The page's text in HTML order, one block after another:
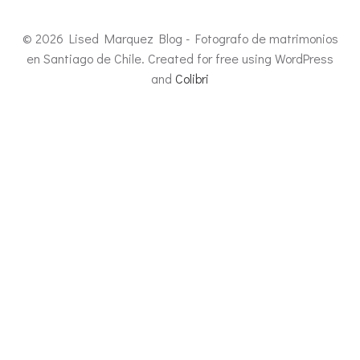
© 2026 Lised Marquez Blog - Fotografo de matrimonios
en Santiago de Chile. Created for free using WordPress
and Colibri